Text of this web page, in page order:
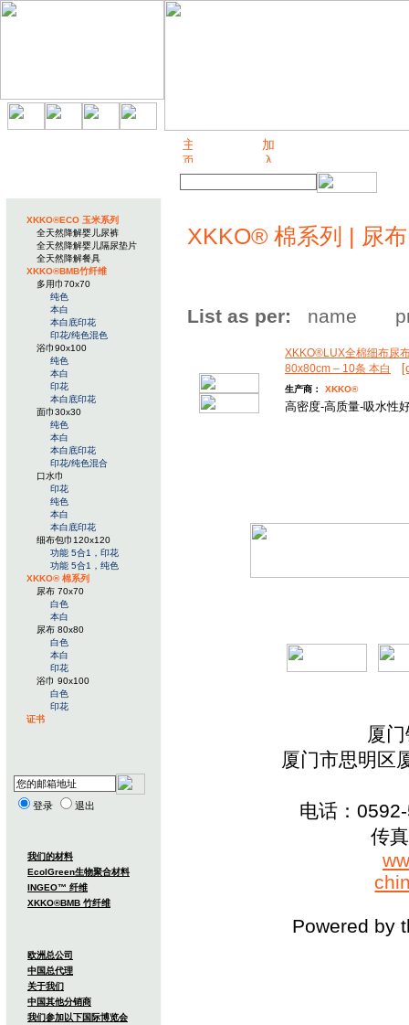
XKKO®ECO 玉米系列
全天然降解婴儿尿裤
全天然降解婴儿隔尿垫片
全天然降解餐具
XKKO®BMB竹纤维
多用巾70x70
纯色
本白
本白底印花
印花/纯色混色
浴巾90x100
纯色
本白
印花
本白底印花
面巾30x30
纯色
本白
本白底印花
印花/纯色混合
口水巾
印花
纯色
本白
本白底印花
细布包巾120x120
功能 5合1，印花
功能 5合1，纯色
XKKO® 棉系列
尿布 70x70
白色
本白
尿布 80x80
白色
本白
印花
浴巾 90x100
白色
印花
证书
登录 退出
我们的材料
EcolGreen生物聚合材料
INGEO™ 纤维
XKKO®BMB 竹纤维
欧洲总公司
中国总代理
关于我们
中国其他分销商
我们参加以下国际博览会
XKKO® 棉系列 | 尿
List as per: name
XKKO®LUX全棉细布尿
80x80cm – 10条 本白
生产商： XKKO®
高密度-高质量-吸水性
厦
厦门市思明区
电话：
传
Powered by